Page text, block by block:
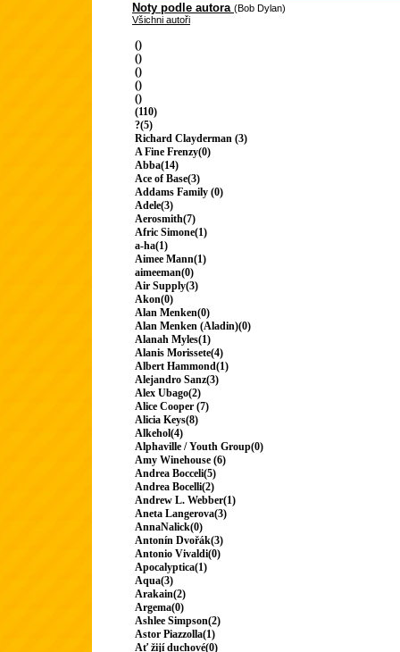
Noty podle autora (Bob Dylan)
Všichni autoři
()
()
()
()
()
(110)
?(5)
Richard Clayderman (3)
A Fine Frenzy(0)
Abba(14)
Ace of Base(3)
Addams Family (0)
Adele(3)
Aerosmith(7)
Afric Simone(1)
a-ha(1)
Aimee Mann(1)
aimeeman(0)
Air Supply(3)
Akon(0)
Alan Menken(0)
Alan Menken (Aladin)(0)
Alanah Myles(1)
Alanis Morissete(4)
Albert Hammond(1)
Alejandro Sanz(3)
Alex Ubago(2)
Alice Cooper (7)
Alicia Keys(8)
Alkehol(4)
Alphaville / Youth Group(0)
Amy Winehouse (6)
Andrea Bocceli(5)
Andrea Bocelli(2)
Andrew L. Webber(1)
Aneta Langerova(3)
AnnaNalick(0)
Antonín Dvořák(3)
Antonio Vivaldi(0)
Apocalyptica(1)
Aqua(3)
Arakain(2)
Argema(0)
Ashlee Simpson(2)
Astor Piazzolla(1)
Ať žijí duchové(0)